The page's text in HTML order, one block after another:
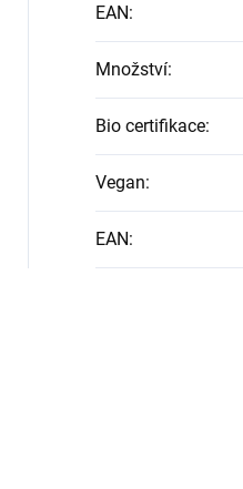
EAN:
Množství:
Bio certifikace:
Vegan:
EAN: